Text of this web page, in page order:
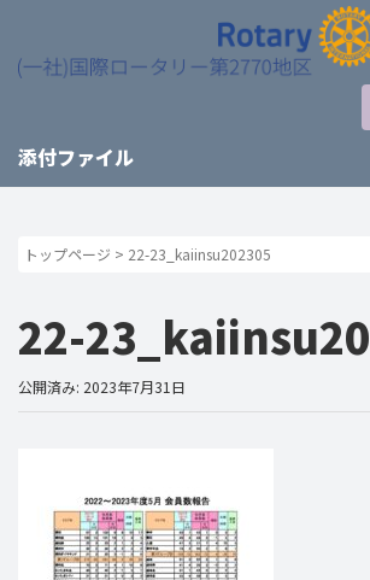
添付ファイル
トップページ > 22-23_kaiinsu202305
22-
公開済み: 2023年7月31日